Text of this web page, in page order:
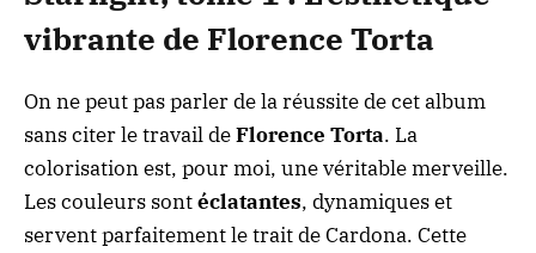
vibrante de Florence Torta
On ne peut pas parler de la réussite de cet album
sans citer le travail deFlorence Torta. La
colorisation est, pour moi, une véritable merveille.
Les couleurs sontéclatantes, dynamiques et
servent parfaitement le trait de Cardona. Cette